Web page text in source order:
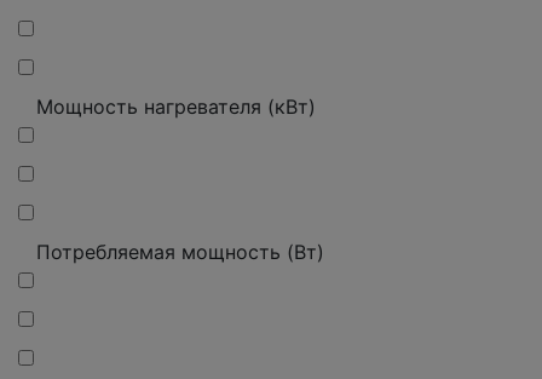
Мощность нагревателя (кВт)
Потребляемая мощность (Вт)